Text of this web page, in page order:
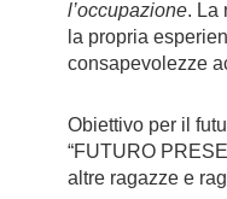
l’occupazione. La
la propria
consapevolezze
Obiettivo per il
“FUTURO
altre ragazze e